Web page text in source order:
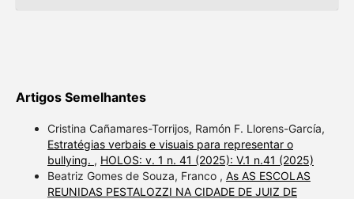
Artigos Semelhantes
Cristina Cañamares-Torrijos, Ramón F. Llorens-García,
Estratégias verbais e visuais para representar o
bullying. , HOLOS: v. 1 n. 41 (2025): V.1 n.41 (2025)
Beatriz Gomes de Souza, Franco , As AS ESCOLAS
REUNIDAS PESTALOZZI NA CIDADE DE JUIZ DE